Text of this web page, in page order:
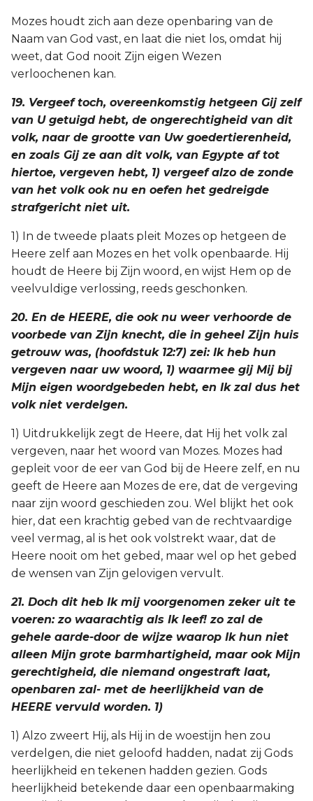
Mozes houdt zich aan deze openbaring van de
Naam van God vast, en laat die niet los, omdat hij
weet, dat God nooit Zijn eigen Wezen
verloochenen kan.
19. Vergeef toch, overeenkomstig hetgeen Gij zelf
van U getuigd hebt, de ongerechtigheid van dit
volk, naar de grootte van Uw goedertierenheid,
en zoals Gij ze aan dit volk, van Egypte af tot
hiertoe, vergeven hebt, 1) vergeef alzo de zonde
van het volk ook nu en oefen het gedreigde
strafgericht niet uit.
1) In de tweede plaats pleit Mozes op hetgeen de
Heere zelf aan Mozes en het volk openbaarde. Hij
houdt de Heere bij Zijn woord, en wijst Hem op de
veelvuldige verlossing, reeds geschonken.
20. En de HEERE, die ook nu weer verhoorde de
voorbede van Zijn knecht, die in geheel Zijn huis
getrouw was, (hoofdstuk 12:7) zei: Ik heb hun
vergeven naar uw woord, 1) waarmee gij Mij bij
Mijn eigen woordgebeden hebt, en Ik zal dus het
volk niet verdelgen.
1) Uitdrukkelijk zegt de Heere, dat Hij het volk zal
vergeven, naar het woord van Mozes. Mozes had
gepleit voor de eer van God bij de Heere zelf, en nu
geeft de Heere aan Mozes de ere, dat de vergeving
naar zijn woord geschieden zou. Wel blijkt het ook
hier, dat een krachtig gebed van de rechtvaardige
veel vermag, al is het ook volstrekt waar, dat de
Heere nooit om het gebed, maar wel op het gebed
de wensen van Zijn gelovigen vervult.
21. Doch dit heb Ik mij voorgenomen zeker uit te
voeren: zo waarachtig als Ik leef! zo zal de
gehele aarde-door de wijze waarop Ik hun niet
alleen Mijn grote barmhartigheid, maar ook Mijn
gerechtigheid, die niemand ongestraft laat,
openbaren zal- met de heerlijkheid van de
HEERE vervuld worden. 1)
1) Alzo zweert Hij, als Hij in de woestijn hen zou
verdelgen, die niet geloofd hadden, nadat zij Gods
heerlijkheid en tekenen hadden gezien. Gods
heerlijkheid betekende daar een openbaarmaking